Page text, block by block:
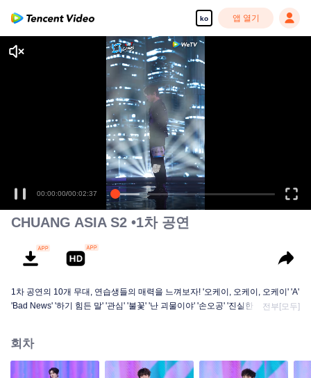
ko 앱 열기
00:00:00/00:02:37
CHUANG ASIA S2 •1차 공연
1차 공연의 10개 무대, 연습생들의 매력을 느껴보자! '오케이, 오케이, 오케이' 'A'
'Bad News' '하기 힘든 말' '관심' '불꽃' '난 괴물이야' '손오공' '진실한 사랑' '달빛
전부[모두]
회차